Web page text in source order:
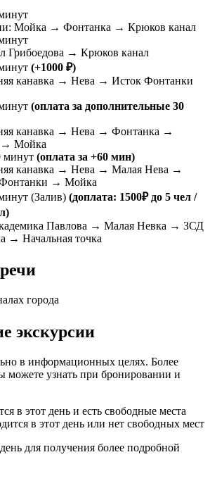
Мойка → Фонтанка → Крюков канал
Грибоедова → Крюков канал
(+1000 ₽)
канавка → Нева → Исток Фонтанки
(оплата за дополнительные 30
канавка → Нева → Фонтанка →
→ Мойка
минут (оплата за +60 мин)
канавка → Нева → Малая Нева →
→ Мойка
(Залив) (доплата: 1500₽ до 5 чел /
Павлова → Малая Невка → ЗСД
→ Начальная точка
города
экскурсии
в информационных целях. Более
можете узнать при бронировании и
в этот день и есть свободные места
в этот день или нет свободных мест
для получения более подробной